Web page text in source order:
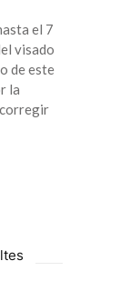
el 7
visado
de este
la